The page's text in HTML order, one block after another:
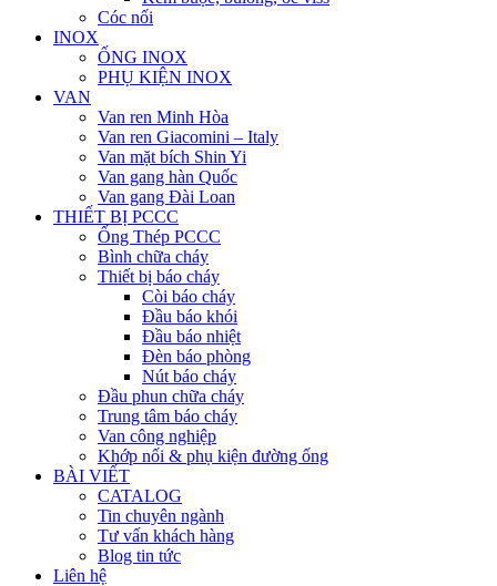
Cóc nối
INOX
ỐNG INOX
PHỤ KIỆN INOX
VAN
Van ren Minh Hòa
Van ren Giacomini – Italy
Van mặt bích Shin Yi
Van gang hàn Quốc
Van gang Đài Loan
THIẾT BỊ PCCC
Ống Thép PCCC
Bình chữa cháy
Thiết bị báo cháy
Còi báo cháy
Đầu báo khói
Đầu báo nhiệt
Đèn báo phòng
Nút báo cháy
Đầu phun chữa cháy
Trung tâm báo cháy
Van công nghiệp
Khớp nối & phụ kiện đường ống
BÀI VIẾT
CATALOG
Tin chuyên ngành
Tư vấn khách hàng
Blog tin tức
Liên hệ